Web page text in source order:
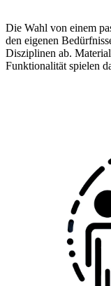
Die Wahl von einem
den eigenen
Disziplinen ab.
Funktionalität spielen